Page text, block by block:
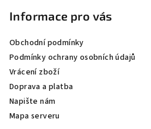
Informace pro vás
Obchodní podmínky
Podmínky ochrany osobních údajů
Vrácení zboží
Doprava a platba
Napište nám
Mapa serveru